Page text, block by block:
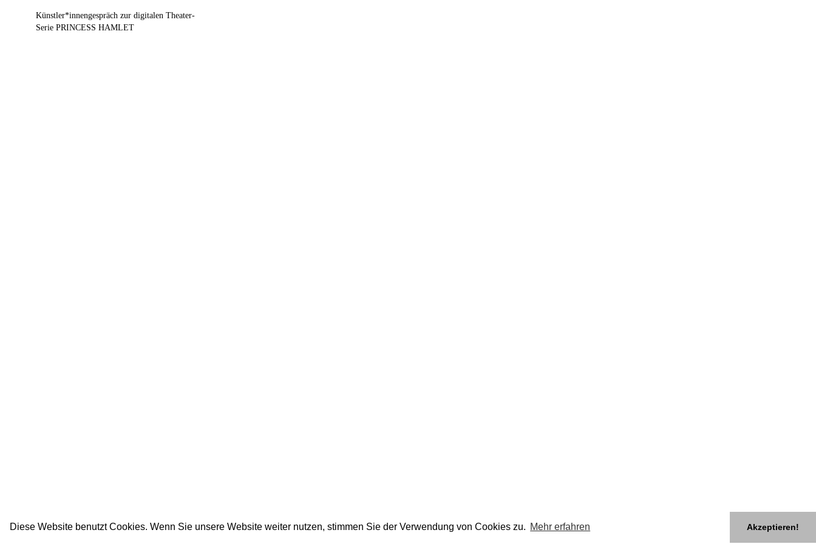
Diese Website benutzt Cookies. Wenn Sie unsere Website weiter nutzen, stimmen Sie der Verwendung von Cookies zu. Mehr erfahren Akzeptieren!
Künstler*innengespräch zur digitalen Theater-
Serie PRINCESS HAMLET